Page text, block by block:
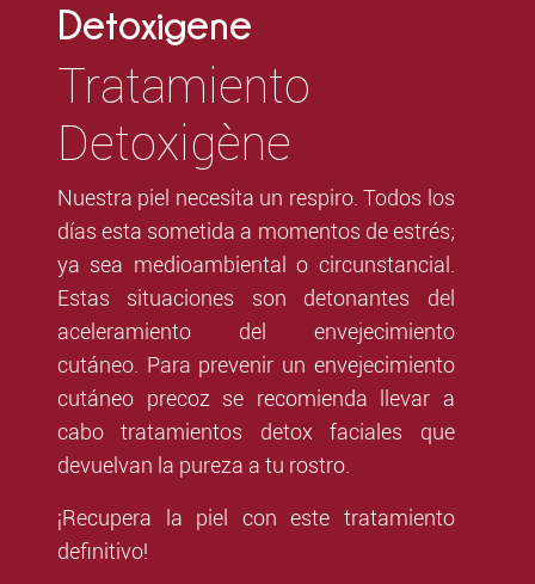
Detoxigene
Tratamiento
Detoxigène
Nuestra piel necesita un respiro. Todos los
días esta sometida a momentos de estrés;
ya sea medioambiental o circunstancial.
Estas situaciones son detonantes del
aceleramiento del envejecimiento
cutáneo. Para prevenir un envejecimiento
cutáneo precoz se recomienda llevar a
cabo tratamientos detox faciales que
devuelvan la pureza a tu rostro.
¡Recupera la piel con este tratamiento
definitivo!